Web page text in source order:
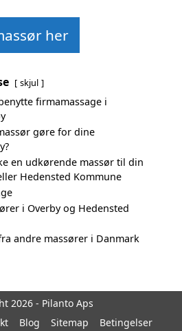
her
skjul
firmamassage i
gøre for dine
en udkørende massør til din
Hedensted Kommune
i Overby og Hedensted
andre massører i Danmark
2026 - Pilanto Aps
Blog Sitemap Betingelser